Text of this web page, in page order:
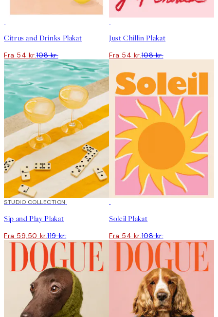
Citrus and Drinks Plakat
Fra 54 kr.108 kr.
Just Chillin Plakat
Fra 54 kr.108 kr.
50%*
STUDIO COLLECTION
Sip and Play Plakat
Fra 59,50 kr.119 kr.
Soleil Plakat
Fra 54 kr.108 kr.